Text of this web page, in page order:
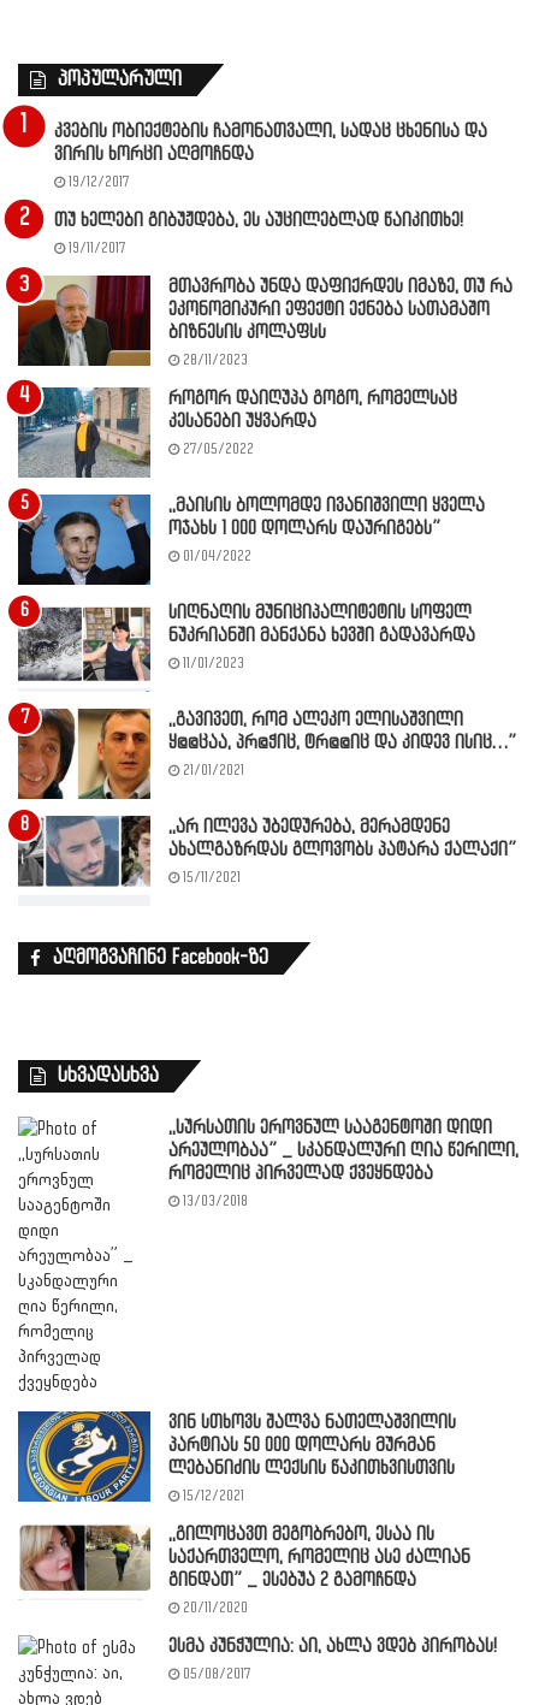
პოპულარული
კვების ობიექტების ჩამონათვალი, სადაც ცხენისა და
ვირის ხორცი აღმოჩნდა
19/12/2017
თუ ხელები გიბუჟდება, ეს აუცილებლად წაიკითხე!
19/11/2017
მთავრობა უნდა დაფიქრდეს იმაზე, თუ რა
ეკონომიკური ეფექტი ექნება სათამაშო
ბიზნესის კოლაფსს
28/11/2023
როგორ დაიღუპა გოგო, რომელსაც
კესანები უყვარდა
27/05/2022
,,მაისის ბოლომდე ივანიშვილი ყველა
ოჯახს 1 000 დოლარს დაურიგებს”
01/04/2022
სიღნაღის მუნიციპალიტეტის სოფელ
ნუკრიანში მანქანა ხევში გადავარდა
11/01/2023
,,გავივეთ, რომ ალეკო ელისაშვილი
ყ@@ცაა, პრ@ჭიც, ტრ@@იც და კიდევ ისიც…”
21/01/2021
,,არ ილევა უბედურება, მერამდენე
ახალგაზრდას გლოვობს პატარა ქალაქი”
15/11/2021
აღმოგვაჩინე Facebook-ზე
სხვადასხვა
,,სურსათის ეროვნულ სააგენტოში დიდი
არეულობაა” _ სკანდალური ღია წერილი,
რომელიც პირველად ქვეყნდება
13/03/2018
ვინ სთხოვს შალვა ნათელაშვილის
პარტიას 50 000 დოლარს მურმან
ლებანიძის ლექსის წაკითხვისთვის
15/12/2021
,,გილოცავთ მეგობრებო, ესაა ის
საქართველო, რომელიც ასე ძალიან
გინდათ” _ ესებუა 2 გამოჩნდა
20/11/2020
ესმა კუნჭულია: აი, ახლა ვდებ პირობას!
05/08/2017